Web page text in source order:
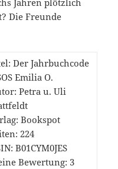
Jahren plötzlich
Die Freunde
Der Jahrbuchcode
Emilia O.
Petra u. Uli
Bookspot
224
B01CYM0JES
Bewertung: 3